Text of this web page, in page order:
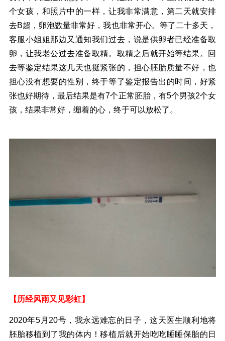
个女孩，和照片中的一样，让我非常满意，第二天就安排
去B超，卵泡数量非常好，我也非常开心。等了二十多天，
客服小姐姐那边又通知我们过去，说是供卵者已经准备取
卵，让我老公过去准备取精。取精之后就开始等结果。回
去等鉴定结果这几天也挺紧张的，担心胚胎质量不好，也
担心没有想要的性别，终于等了鉴定报告出的时间，好紧
张也好期待，最后结果是有7个正常胚胎，有5个男孩2个女
孩，结果非常好，绷着的心，终于可以放松了。
【历经风雨又见彩虹】
2020年5月20号，我永远难忘的日子，这天医生顺利地将
胚胎移植到了我的体内！移植后就开始吃吃睡睡保胎的日